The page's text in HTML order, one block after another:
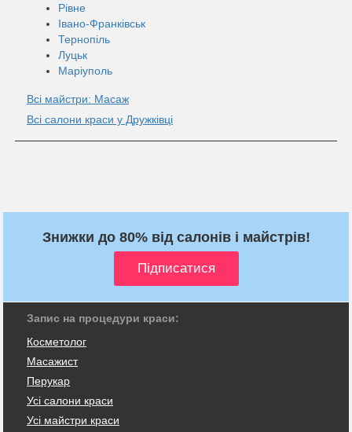
Рівне
Івано-Франківськ
Тернопіль
Луцьк
Маріуполь
Всі майстри: Масаж
Всі салони краси у Дружківці
Знижки до 80% від салонів і майстрів!
Запис на процедури краси:
Косметолог
Масажист
Перукар
Усі салони краси
Усі майстри краси